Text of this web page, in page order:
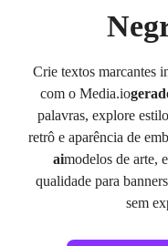
Crie textos marcantes
com o Media.io
palavras, explore
retrô e aparência de
aimodelos de arte,
qualidade para
sem